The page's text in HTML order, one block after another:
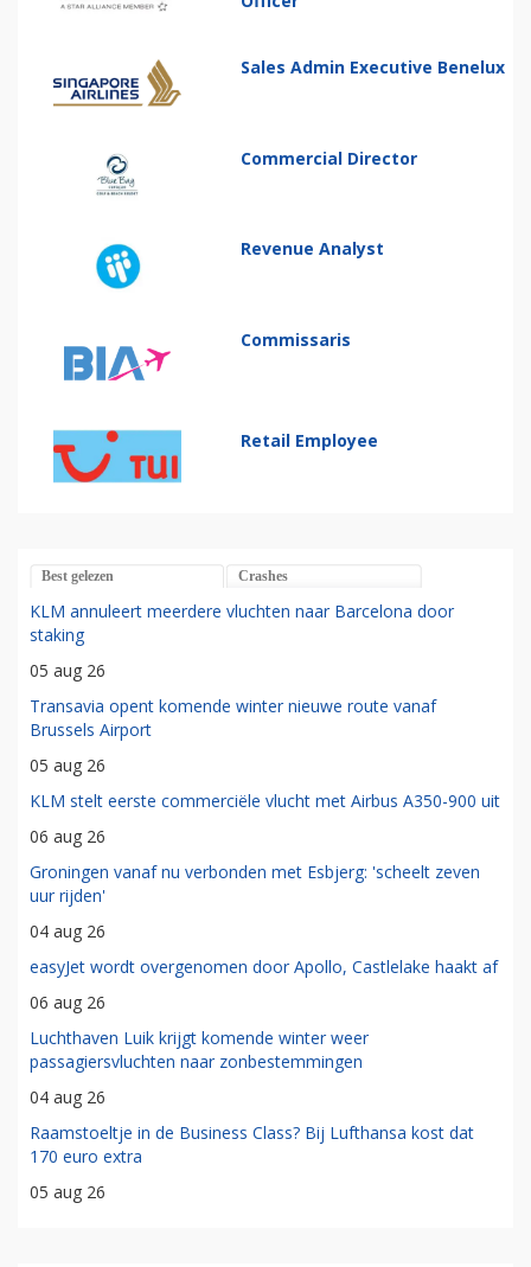
Sales Admin Executive Benelux
Commercial Director
Revenue Analyst
Commissaris
Retail Employee
Best gelezen Crashes
KLM annuleert meerdere vluchten naar Barcelona door
staking
05 aug 26
Transavia opent komende winter nieuwe route vanaf
Brussels Airport
05 aug 26
KLM stelt eerste commerciële vlucht met Airbus A350-900 uit
06 aug 26
Groningen vanaf nu verbonden met Esbjerg: 'scheelt zeven
uur rijden'
04 aug 26
easyJet wordt overgenomen door Apollo, Castlelake haakt af
06 aug 26
Luchthaven Luik krijgt komende winter weer
passagiersvluchten naar zonbestemmingen
04 aug 26
Raamstoeltje in de Business Class? Bij Lufthansa kost dat
170 euro extra
05 aug 26